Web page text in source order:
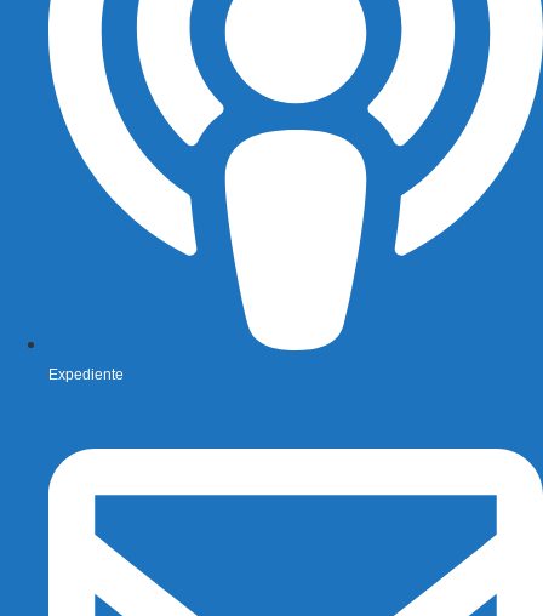
Expediente